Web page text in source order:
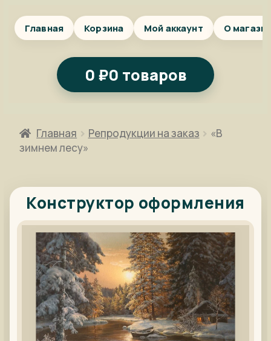
Главная Корзина Мой аккаунт О
0 ₽0 товаров
Главная Репродукции на заказ
«В
зимнем лесу»
Конструктор оформления